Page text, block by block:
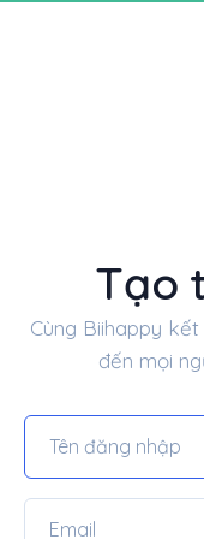
Tạo
Cùng Biihappy
đến mọi